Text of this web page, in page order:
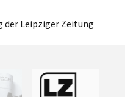
der Leipziger Zeitung